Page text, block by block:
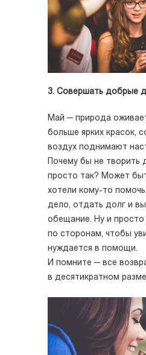
3. Совершать добрые
Май — природа
больше ярких красок,
воздух поднимают
Почему бы не творить
просто так? Может
хотели кому-то
дело, отдать долг и
обещание. Ну и
по сторонам, чтобы
нуждается в помощи.
И помните — все
в десятикратном